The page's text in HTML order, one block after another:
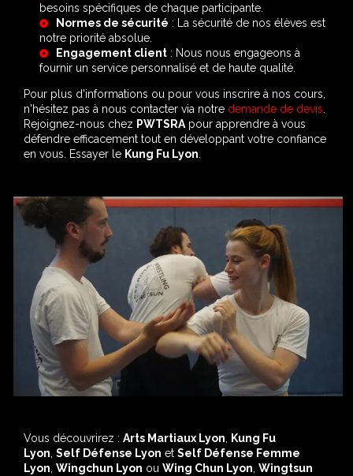
besoins spécifiques de chaque participante.
Normes de sécurité : La sécurité de nos élèves est
notre priorité absolue.
Engagement client : Nous nous engageons à
fournir un service personnalisé et de haute qualité.
Pour plus d'informations ou pour vous inscrire à nos cours,
n'hésitez pas à nous contacter via notre demande de devis
Rejoignez-nous chez PWTSRA pour apprendre à vous
défendre efficacement tout en développant votre confiance
en vous. Essayer le Kung Fu Lyon
Vous découvrirez : Arts Martiaux Lyon
Kung Fu
Lyon Self Défense Lyon et Self Défense Femme
Lyon Wingchun Lyon ou Wing Chun Lyon Wingtsun